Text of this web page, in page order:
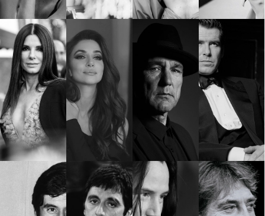
КАТЕГОРИИ
Wine&Dine
Подкасти
Мода
Dialogue
Изкуство
Красота
Цветно
Пътувай
Wellness
ЗА НАС
Условия за
ползване
За нас
Реклама
Политика за
поверителност
ModerenDom